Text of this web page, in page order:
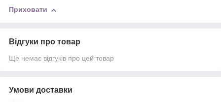
Приховати
Відгуки про товар
Ще немає відгуків про цей товар
Умови доставки